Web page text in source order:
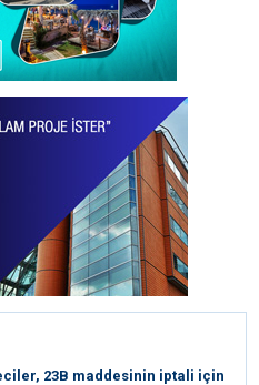
23B maddesinin iptali için